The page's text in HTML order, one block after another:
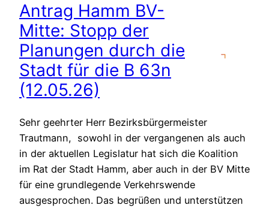
Antrag Hamm BV-
Mitte: Stopp der
Planungen durch die
Stadt für die B 63n
(12.05.26)
Sehr geehrter Herr Bezirksbürgermeister
Trautmann, sowohl in der vergangenen als auch
in der aktuellen Legislatur hat sich die Koalition
im Rat der Stadt Hamm, aber auch in der BV Mitte
für eine grundlegende Verkehrswende
ausgesprochen. Das begrüßen und unterstützen